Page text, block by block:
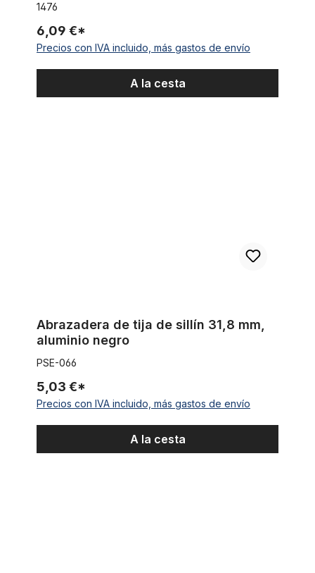
1476
6,09 €*
Precios con IVA incluido, más gastos de envío
A la cesta
Abrazadera de tija de sillín 31,8 mm,
aluminio negro
PSE-066
5,03 €*
Precios con IVA incluido, más gastos de envío
A la cesta